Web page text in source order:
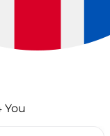
You